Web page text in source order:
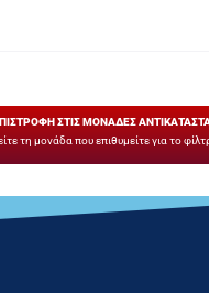
ΣΤΙΣ ΜΟΝΑΔΕΣ
τη μονάδα που επιθυμείτε για το